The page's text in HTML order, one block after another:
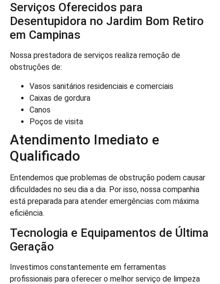
Serviços Oferecidos para
Desentupidora no Jardim Bom Retiro
em Campinas
Nossa prestadora de serviços realiza remoção de
obstruções de:
Vasos sanitários residenciais e comerciais
Caixas de gordura
Canos
Poços de visita
Atendimento Imediato e
Qualificado
Entendemos que problemas de obstrução podem causar
dificuldades no seu dia a dia. Por isso, nossa companhia
está preparada para atender emergências com máxima
eficiência.
Tecnologia e Equipamentos de Última
Geração
Investimos constantemente em ferramentas
profissionais para oferecer o melhor serviço de limpeza